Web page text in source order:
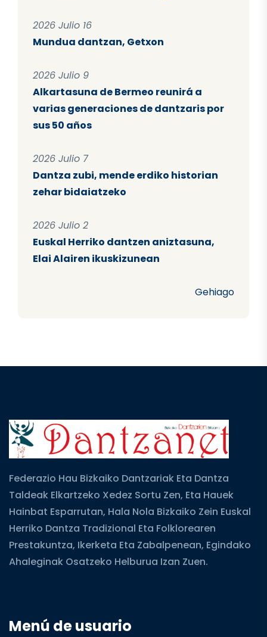
2026 Julio 16
Mundua dantzan, Getxon
2026 Julio 9
Alkartasuna de Bermeo reunirá a
varias generaciones de dantzaris por
sus 50 años
2026 Julio 7
Dantza zubi, mende erdiko historian
zehar bidaiatzeko
2026 Julio 2
Euskal Herriko dantzen aniztasuna,
Elai Alairen ikuskizunean
Gehiago
Federazio Hau Bizkaiko Dantzariak Eta Dantza
Taldeak Elkartzeko Xedez Sortu Zen, Eta Hauek
Hainbat Esparrutan, Hala Nola Bizkaiko Zein Euskal
Herriko Dantza Tradizional Eta Folklorearen
Prestakuntza, Ikerketa Eta Zabalpenean, Egindako
Ahaleginak Osatzeko Helburua Izan Zuen.
Menú de usuario